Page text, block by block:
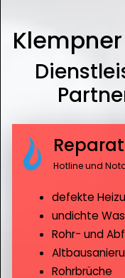
Hotline und
defekte
undichte
Rohr- und
Rohrbrüche